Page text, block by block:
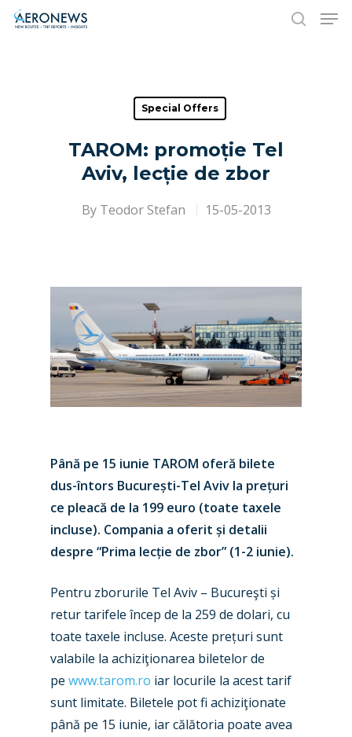
Hit enter to search or ESC to close
Special Offers
TAROM: promoție Tel
Aviv, lecție de zbor
By Teodor Stefan 15-05-2013
Până pe 15 iunie TAROM oferă bilete
dus-întors București-Tel Aviv la prețuri
ce pleacă de la 199 euro (toate taxele
incluse). Compania a oferit și detalii
despre “Prima lecție de zbor” (1-2 iunie).
Pentru zborurile Tel Aviv – Bucureşti și
retur tarifele încep de la 259 de dolari, cu
toate taxele incluse. Aceste prețuri sunt
valabile la achiziţionarea biletelor de
pe www.tarom.ro iar locurile la acest tarif
sunt limitate. Biletele pot fi achiziţionate
până pe 15 iunie, iar călătoria poate avea